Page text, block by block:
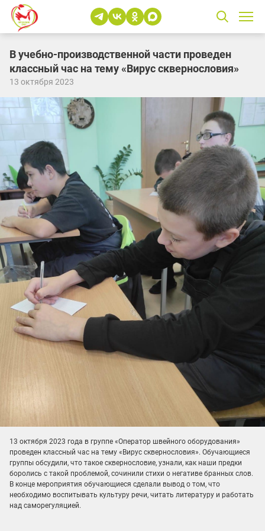
В учебно-производственной части проведен
классный час на тему «Вирус сквернословия»
13 октября 2023
13 октября 2023 года в группе «Оператор швейного оборудования»
проведен классный час на тему «Вирус сквернословия». Обучающиеся
группы обсудили, что такое сквернословие, узнали, как наши предки
боролись с такой проблемой, сочинили стихи о негативе бранных слов.
В конце мероприятия обучающиеся сделали вывод о том, что
необходимо воспитывать культуру речи, читать литературу и работать
над саморегуляцией.